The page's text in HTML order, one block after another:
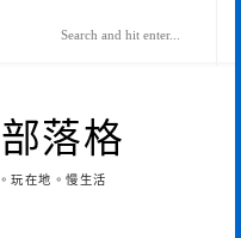
落格
玩在地。慢生活